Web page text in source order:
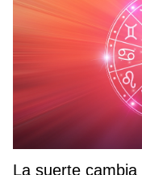
La suerte